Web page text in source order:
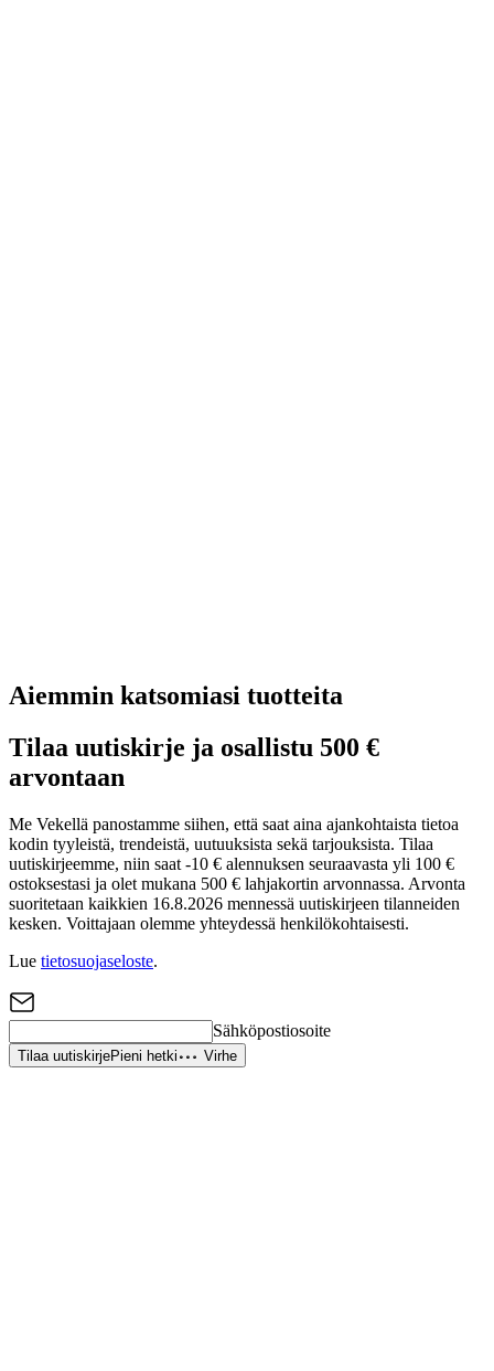
Aiemmin katsomiasi tuotteita
Tilaa uutiskirje ja osallistu 500 €
arvontaan
Me Vekellä panostamme siihen, että saat aina ajankohtaista tietoa
kodin tyyleistä, trendeistä, uutuuksista sekä tarjouksista. Tilaa
uutiskirjeemme, niin saat -10 € alennuksen seuraavasta yli 100 €
ostoksestasi ja olet mukana 500 € lahjakortin arvonnassa. Arvonta
suoritetaan kaikkien 16.8.2026 mennessä uutiskirjeen tilanneiden
kesken. Voittajaan olemme yhteydessä henkilökohtaisesti.
Lue tietosuojaseloste.
Sähköpostiosoite
Tilaa uutiskirjePieni hetki Virhe